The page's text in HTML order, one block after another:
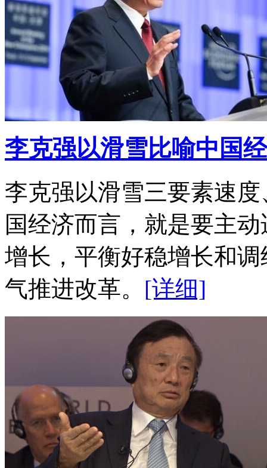
李克强以滑雪比喻中国
李克强以滑雪三要素速
国经济而言，就是要主
增长，平衡好稳增长和
气推进改革。 [详细]